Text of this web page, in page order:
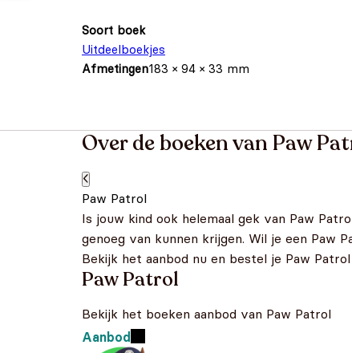
Soort boek
Uitdeelboekjes
Afmetingen183 × 94 × 33 mm
Over de boeken van Paw
Paw Patrol
Is jouw kind ook helemaal gek van Paw
genoeg van kunnen krijgen. Wil je een Paw
Bekijk het aanbod nu en bestel je Paw
Paw Patrol
Bekijk het boeken aanbod van Paw Patrol
Aanbod